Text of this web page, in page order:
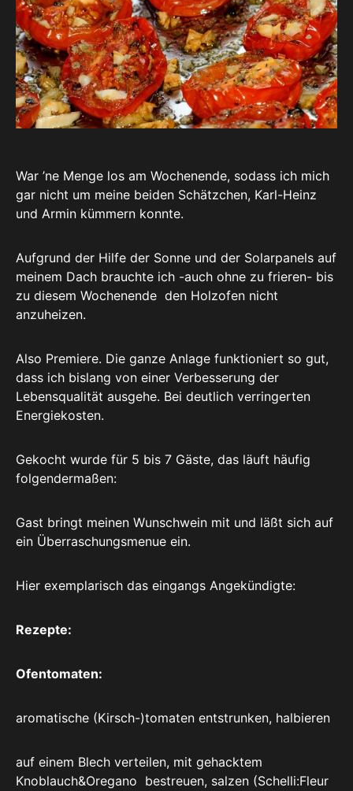
War ’ne Menge los am Wochenende, sodass ich mich
gar nicht um meine beiden Schätzchen, Karl-Heinz
und Armin kümmern konnte.
Aufgrund der Hilfe der Sonne und der Solarpanels auf
meinem Dach brauchte ich -auch ohne zu frieren- bis
zu diesem Wochenende den Holzofen nicht
anzuheizen.
Also Premiere. Die ganze Anlage funktioniert so gut,
dass ich bislang von einer Verbesserung der
Lebensqualität ausgehe. Bei deutlich verringerten
Energiekosten.
Gekocht wurde für 5 bis 7 Gäste, das läuft häufig
folgendermaßen:
Gast bringt meinen Wunschwein mit und läßt sich auf
ein Überraschungsmenue ein.
Hier exemplarisch das eingangs Angekündigte:
Rezepte:
Ofentomaten:
aromatische (Kirsch-)tomaten entstrunken, halbieren
auf einem Blech verteilen, mit gehacktem
Knoblauch&Oregano bestreuen, salzen (Schelli:Fleur